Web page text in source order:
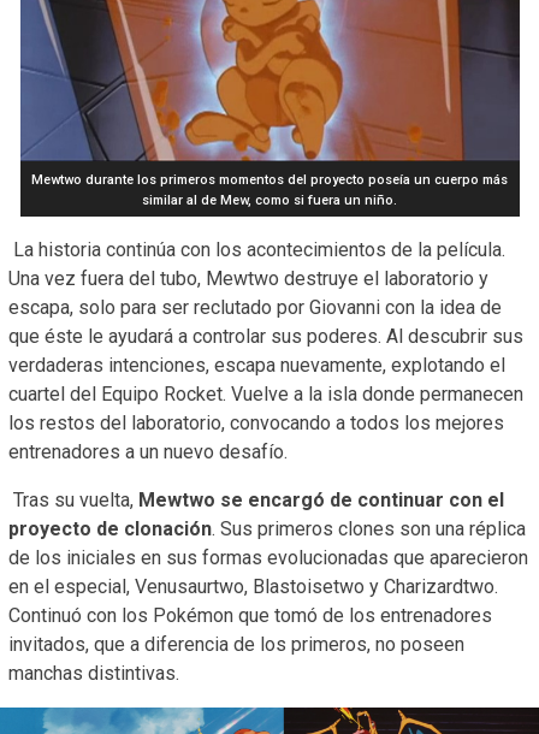
Mewtwo durante los primeros momentos del proyecto poseía un cuerpo más
similar al de Mew, como si fuera un niño.
La historia continúa con los acontecimientos de la película.
Una vez fuera del tubo, Mewtwo destruye el laboratorio y
escapa, solo para ser reclutado por Giovanni con la idea de
que éste le ayudará a controlar sus poderes. Al descubrir sus
verdaderas intenciones, escapa nuevamente, explotando el
cuartel del Equipo Rocket. Vuelve a la isla donde permanecen
los restos del laboratorio, convocando a todos los mejores
entrenadores a un nuevo desafío.
Tras su vuelta, Mewtwo se encargó de continuar con el
proyecto de clonación. Sus primeros clones son una réplica
de los iniciales en sus formas evolucionadas que aparecieron
en el especial, Venusaurtwo, Blastoisetwo y Charizardtwo.
Continuó con los Pokémon que tomó de los entrenadores
invitados, que a diferencia de los primeros, no poseen
manchas distintivas.